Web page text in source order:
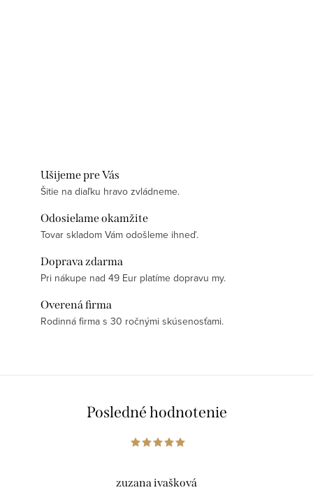
Ušijeme pre Vás
Šitie na diaľku hravo zvládneme.
Odosielame okamžite
Tovar skladom Vám odošleme ihneď.
Doprava zdarma
Pri nákupe nad 49 Eur platíme dopravu my.
Overená firma
Rodinná firma s 30 ročnými skúsenosťami.
Posledné hodnotenie
zuzana ivašková